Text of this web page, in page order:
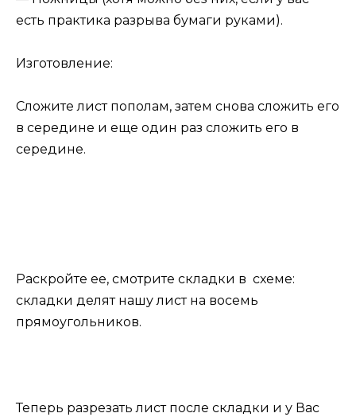
есть практика разрыва бумаги руками).
Изготовление:
Сложите лист пополам, затем снова сложить его
в середине и еще один раз сложить его в
середине.
Раскройте ее, смотрите складки в схеме:
складки делят нашу лист на восемь
прямоугольников.
Теперь разрезать лист после складки и у Вас